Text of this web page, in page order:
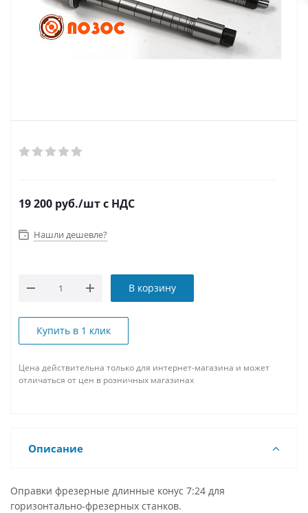
19 200 руб./штс НДС
Нашли дешевле?
В корзину
Купить в 1 клик
Цена действительна только для интернет-магазина и может
отличаться от цен в розничных магазинах
Описание
Оправки фрезерные длинные конус 7:24 для
горизонтально-фрезерных станков.